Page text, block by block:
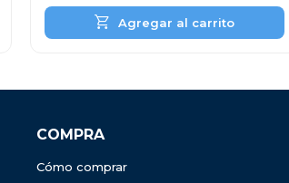
COMPRA
Cómo comprar